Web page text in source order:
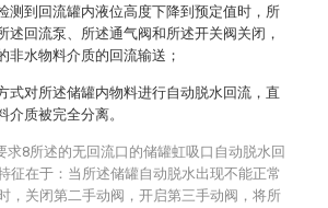
测到回流罐内液位高度下降到预定值时，所
述回流泵、所述通气阀和所述开关阀关闭，
非水物料介质的回流输送；
式对所述储罐内物料进行自动脱水回流，直
介质被完全分离。
求8所述的无回流口的储罐虹吸口自动脱水回
征在于：当所述储罐自动脱水出现不能正常
，关闭第二手动阀，开启第三手动阀，将所